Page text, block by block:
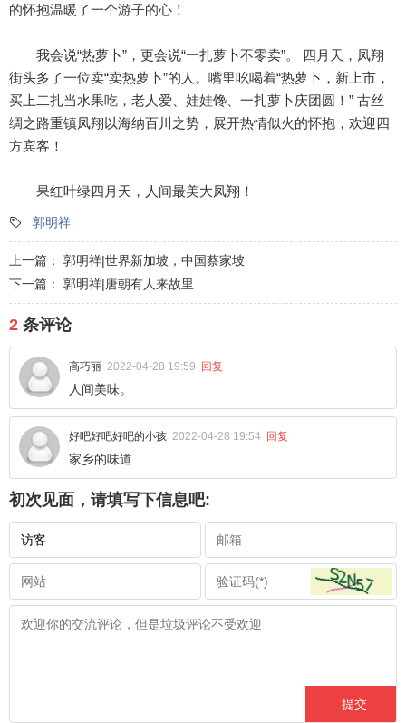
的怀抱温暖了一个游子的心！
我会说“热萝卜”，更会说“一扎萝卜不零卖”。 四月天，凤翔
街头多了一位卖“卖热萝卜”的人。嘴里吆喝着“热萝卜，新上市，
买上二扎当水果吃，老人爱、娃娃馋、一扎萝卜庆团圆！” 古丝
绸之路重镇凤翔以海纳百川之势，展开热情似火的怀抱，欢迎四
方宾客！
果红叶绿四月天，人间最美大凤翔！
郭明祥
上一篇： 郭明祥|世界新加坡，中国蔡家坡
下一篇： 郭明祥|唐朝有人来故里
2 条评论
高巧丽 2022-04-28 19:59 回复
人间美味。
好吧好吧好吧的小孩 2022-04-28 19:54 回复
家乡的味道
初次见面，请填写下信息吧: